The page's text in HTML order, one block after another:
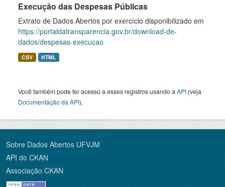
Execução das Despesas Públicas
Extrato de Dados Abertos por exercício disponibilizado em
https://portaldatransparencia.gov.br/download-de-
dados/despesas-execucao
CSV HTML
Você também pode ter acesso a esses registros usando a API (veja
Documentação da API).
Sobre Dados Abertos UFVJM
API do CKAN
Associação CKAN